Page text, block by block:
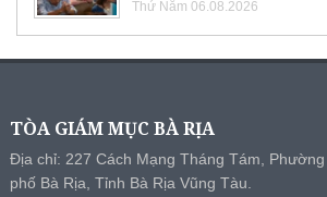
Thứ Năm 06.08.2026
TÒA GIÁM MỤC BÀ RỊA
Địa chỉ: 227 Cách Mạng Tháng Tám,
phố Bà Rịa, Tỉnh Bà Rịa Vũng Tàu.